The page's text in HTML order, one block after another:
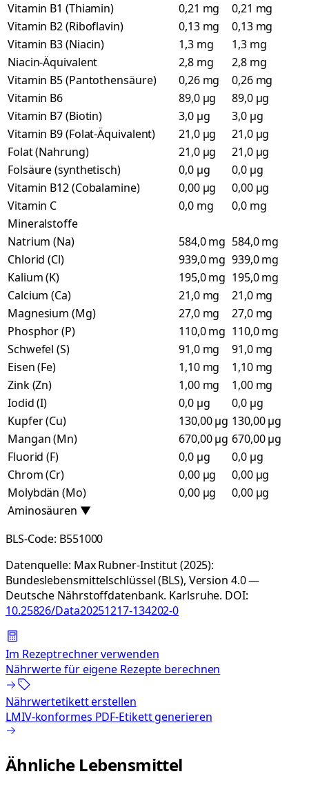
Vitamin B1 (Thiamin)
0,21 mg
0,21 mg
Vitamin B2 (Riboflavin)
0,13 mg
0,13 mg
Vitamin B3 (Niacin)
1,3 mg
1,3 mg
Niacin-Äquivalent
2,8 mg
2,8 mg
Vitamin B5 (Pantothensäure)
0,26 mg
0,26 mg
Vitamin B6
89,0 µg
89,0 µg
Vitamin B7 (Biotin)
3,0 µg
3,0 µg
Vitamin B9 (Folat-Äquivalent)
21,0 µg
21,0 µg
Folat (Nahrung)
21,0 µg
21,0 µg
Folsäure (synthetisch)
0,0 µg
0,0 µg
Vitamin B12 (Cobalamine)
0,00 µg
0,00 µg
Vitamin C
0,0 mg
0,0 mg
Mineralstoffe
Natrium (Na)
584,0 mg 584,0 mg
Chlorid (Cl)
939,0 mg 939,0 mg
Kalium (K)
195,0 mg 195,0 mg
Calcium (Ca)
21,0 mg
21,0 mg
Magnesium (Mg)
27,0 mg
27,0 mg
Phosphor (P)
110,0 mg 110,0 mg
Schwefel (S)
91,0 mg
91,0 mg
Eisen (Fe)
1,10 mg
1,10 mg
Zink (Zn)
1,00 mg
1,00 mg
Iodid (I)
0,0 µg
0,0 µg
Kupfer (Cu)
130,00 µg 130,00 µg
Mangan (Mn)
670,00 µg 670,00 µg
Fluorid (F)
0,0 µg
0,0 µg
Chrom (Cr)
0,00 µg
0,00 µg
Molybdän (Mo)
0,00 µg
0,00 µg
Aminosäuren ▼
BLS-Code: B551000
Datenquelle: Max Rubner-Institut (2025):
Bundeslebensmittelschlüssel (BLS), Version 4.0 —
Deutsche Nährstoffdatenbank. Karlsruhe. DOI:
10.25826/Data20251217-134202-0
Im Rezeptrechner verwenden
Nährwerte für eigene Rezepte berechnen
Nährwertetikett erstellen
LMIV-konformes PDF-Etikett generieren
Ähnliche Lebensmittel